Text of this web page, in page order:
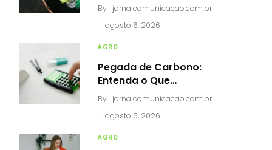
By jornalcomunicacao.com.br
.
agosto 6, 2026
AGRO
Pegada de Carbono:
Entenda o Que…
By jornalcomunicacao.com.br
.
agosto 5, 2026
AGRO